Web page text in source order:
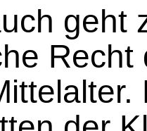
geht
Recht